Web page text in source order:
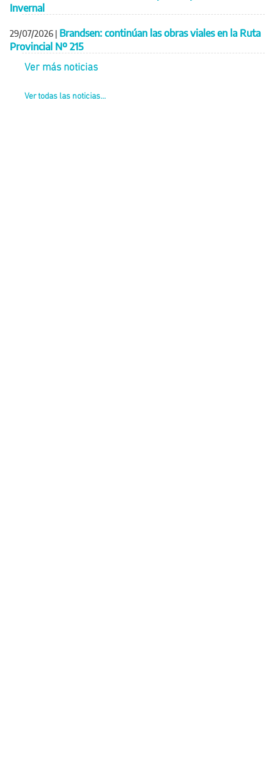
Invernal
29/07/2026 | Brandsen: continúan las obras viales en la Ruta
Provincial Nº 215
Ver más noticias
Ver todas las noticias...